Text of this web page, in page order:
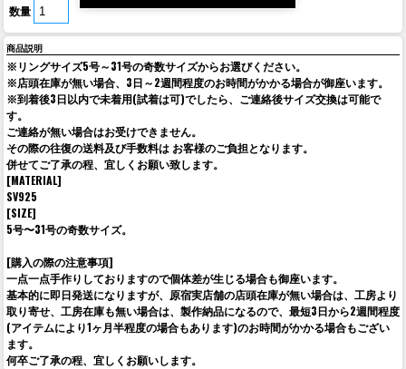
数量
商品説明
※リングサイズ5号～31号の奇数サイズからお選びください。
※店頭在庫が無い場合、3日～2週間程度のお時間がかかる場合が御座います。
※到着後3日以内で未着用(試着は可)でしたら、ご連絡後サイズ交換は可能で
す。
ご連絡が無い場合はお受けできません。
その際の往復の送料及び手数料は お客様のご負担となります。
併せてご了承の程、宜しくお願い致します。
[MATERIAL]
SV925
[SIZE]
5号〜31号の奇数サイズ。
[購入の際の注意事項]
一点一点手作りしておりますので個体差が生じる場合も御座います。
基本的に即日発送になりますが、原宿実店舗の店頭在庫が無い場合は、工房より
取り寄せ、工房在庫も無い場合は、製作納品になるので、最短3日から2週間程度
(アイテムにより1ヶ月半程度の場合もあります)のお時間がかかる場合もござい
ます。
何卒ご了承の程、宜しくお願いします。